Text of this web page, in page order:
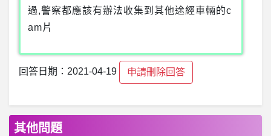
過,警察都應該有辦法收集到其他途經車輛的c
am片
回答日期：2021-04-19 申請刪除回答
其他問題